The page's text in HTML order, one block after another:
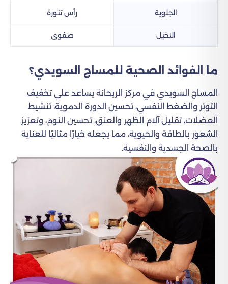
الجلوية رأس تنورة
النخيل صفوى
ما الفوائد الصحية للمساج السويدي؟
المساج السويدي في مركز الريحانة يساعد على تخفيف
التوتر والضغط النفسي، تحسين الدورة الدموية، تنشيط
العضلات، تقليل آلام الظهر والعنق، تحسين النوم، وتعزيز
الشعور بالطاقة والحيوية، مما يجعله خيارًا مثاليًا للعناية
بالصحة الجسدية والنفسية.